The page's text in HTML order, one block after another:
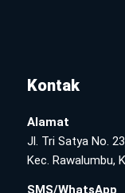
Kontak
Alamat
Jl. Tri Satya No.
Kec. Rawalumbu,
SMS/WhatsApp